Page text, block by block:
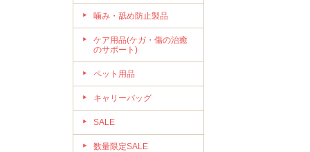
噛み・舐め防止製品
ケア用品(ケガ・傷の治癒
のサポート)
ペット用品
キャリーバッグ
SALE
数量限定SALE